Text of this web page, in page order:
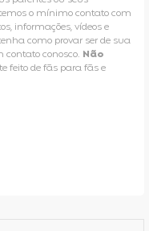
o mínimo contato com
informações, vídeos e
como provar ser de sua
contato conosco. Não
feito de fãs para fãs e